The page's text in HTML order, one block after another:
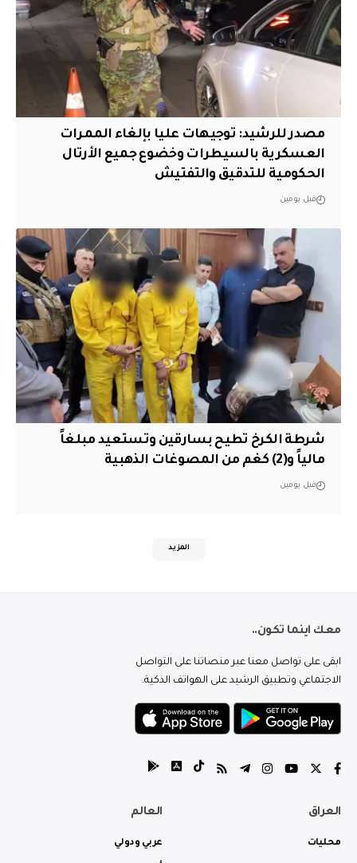
مصدر للرشيد: توجيهات عليا بإلغاء الممرات
العسكرية بالسيطرات وخضوع جميع الأرتال
الحكومية للتدقيق والتفتيش
قبل يومين
شرطة الكرخ تطيح بسارقين وتستعيد مبلغاً
مالياً و(2) كغم من المصوغات الذهبية
قبل يومين
المزيد
معك اينما تكون..
ابقى على تواصل معنا عبر منصاتنا على التواصل
الاجتماعي وتطبيق الرشيد على الهواتف الذكية.
العراق
محليات
العالم
عربي ودولي